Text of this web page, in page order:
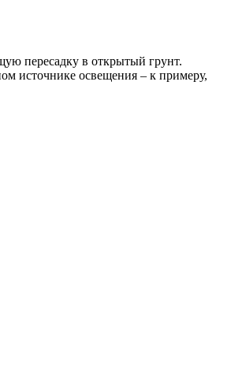
пересадку в открытый грунт.
источнике освещения – к примеру,